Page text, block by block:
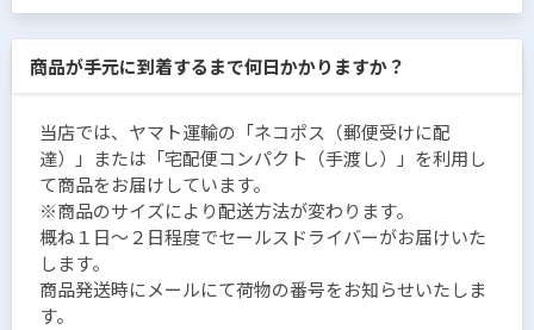
商品が手元に到着するまで何日かかりますか？
当店では、ヤマト運輸の「ネコポス（郵便受けに配
達）」または「宅配便コンパクト（手渡し）」を利用し
て商品をお届けしています。
※商品のサイズにより配送方法が変わります。
概ね１日〜２日程度でセールスドライバーがお届けいた
します。
商品発送時にメールにて荷物の番号をお知らせいたしま
す。